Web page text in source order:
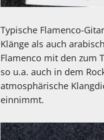
Typische Flamenco-
Klänge als auch
Flamenco mit den zum
so u.a. auch in dem
atmosphärische
einnimmt.